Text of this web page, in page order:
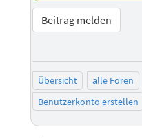
Beitrag melden
Übersicht alle Foren
Benutzerkonto erstellen